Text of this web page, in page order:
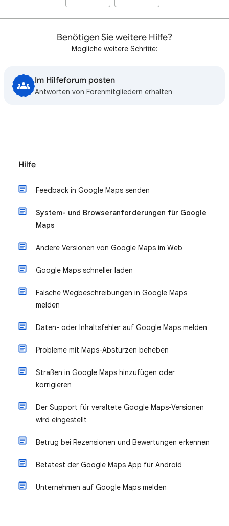
Benötigen Sie weitere Hilfe?
Mögliche weitere Schritte:
Im Hilfeforum posten
Antworten von Forenmitgliedern erhalten
Hilfe
Feedback in Google Maps senden
System- und Browseranforderungen für Google
Maps
Andere Versionen von Google Maps im Web
Google Maps schneller laden
Falsche Wegbeschreibungen in Google Maps
melden
Daten- oder Inhaltsfehler auf Google Maps melden
Probleme mit Maps-Abstürzen beheben
Straßen in Google Maps hinzufügen oder
korrigieren
Der Support für veraltete Google Maps-Versionen
wird eingestellt
Betrug bei Rezensionen und Bewertungen erkennen
Betatest der Google Maps App für Android
Unternehmen auf Google Maps melden